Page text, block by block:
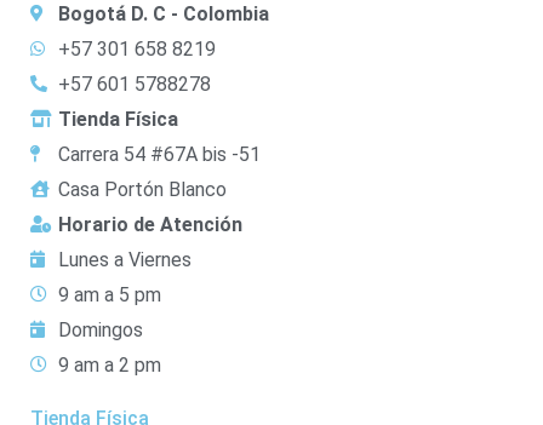
Bogotá D. C - Colombia
+57 301 658 8219
+57 601 5788278
Tienda Física
Carrera 54 #67A bis -51
Casa Portón Blanco
Horario de Atención
Lunes a Viernes
9 am a 5 pm
Domingos
9 am a 2 pm
Tienda Física